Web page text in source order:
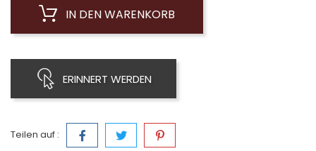
IN DEN WARENKORB
ERINNERT WERDEN
Teilen auf :